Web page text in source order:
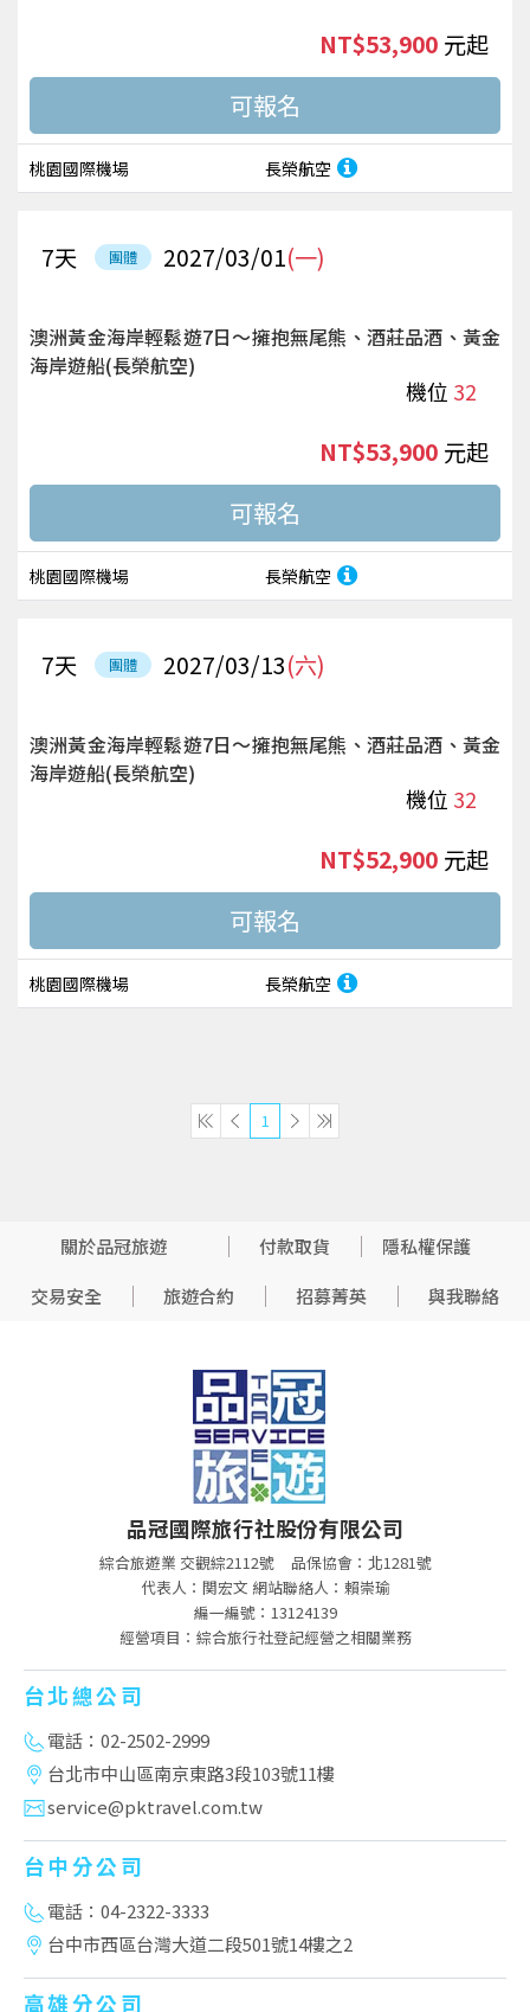
桃園國際機場 長榮航空
NT$53,900 起
團體 2027/03/01(一)
7天
澳洲黃金海岸輕鬆遊7日～擁抱無尾熊、酒莊品酒、黃金
海岸遊船(長榮航空)
機位 32
桃園國際機場 長榮航空
NT$53,900 起
團體 2027/03/13(六)
7天
澳洲黃金海岸輕鬆遊7日～擁抱無尾熊、酒莊品酒、黃金
海岸遊船(長榮航空)
機位 32
桃園國際機場 長榮航空
NT$52,900 起
1
關於品冠旅遊 付款取貨
隱私權保護
交易安全
旅遊合約 招募菁英 與我聯絡
品冠國際旅行社股份有限公司
綜合旅遊業 交觀綜2112號
品保協會：北1281號
代表人：関宏文 網站聯絡人：賴崇瑜
編一編號：13124139
經營項目：綜合旅行社登記經營之相關業務
台北總公司
電話：02-2502-2999
台北市中山區南京東路3段103號11樓
service@pktravel.com.tw
台中分公司
電話：04-2322-3333
台中市西區台灣大道二段501號14樓之2
高雄分公司